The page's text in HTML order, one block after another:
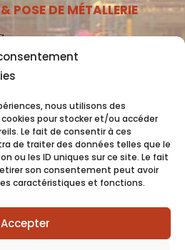
nous utilisons des
pour stocker et/ou accéder
Le fait de consentir à ces
de traiter des données telles que le
ou les ID uniques sur ce site. Le fait
son consentement peut avoir
caractéristiques et fonctions.
Accepter
POSE DE MÉTALLERIE
Légales- Conception